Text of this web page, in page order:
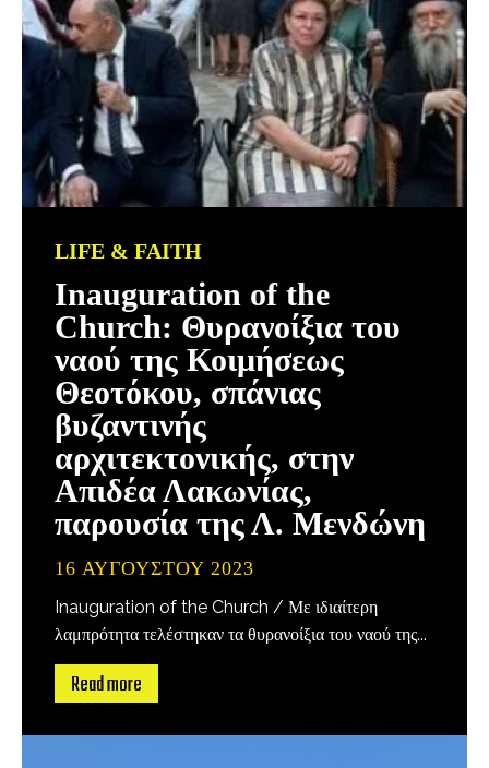
LIFE & FAITH
Inauguration of the
Church: Θυρανοίξια του
ναού της Κοιμήσεως
Θεοτόκου, σπάνιας
βυζαντινής
αρχιτεκτονικής, στην
Απιδέα Λακωνίας,
παρουσία της Λ. Μενδώνη
16 ΑΥΓΟΎΣΤΟΥ 2023
Inauguration of the Church / Με ιδιαίτερη
λαμπρότητα τελέστηκαν τα θυρανοίξια του ναού της...
Read more